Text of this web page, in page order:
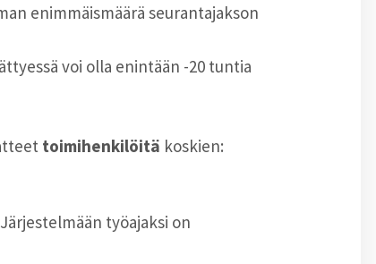
enimmäismäärä seurantajakson
voi olla enintään -20 tuntia
toimihenkilöitä koskien:
työajaksi on